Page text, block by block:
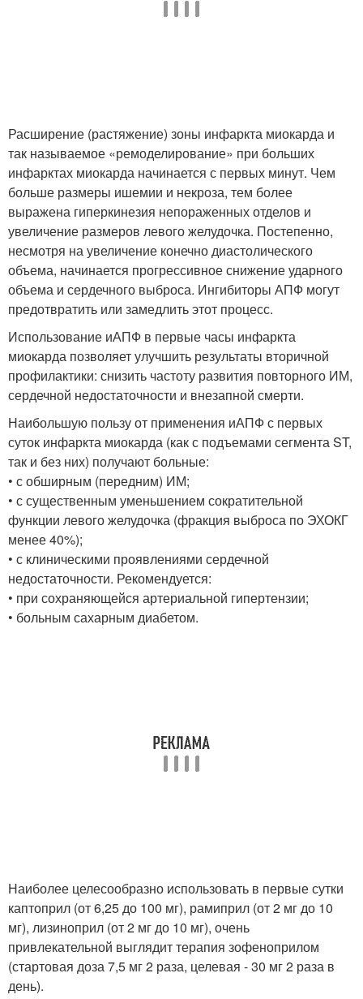
Расширение (растяжение) зоны инфаркта миокарда и
так называемое «ремоделирование» при больших
инфарктах миокарда начинается с первых минут. Чем
больше размеры ишемии и некроза, тем более
выражена гиперкинезия непораженных отделов и
увеличение размеров левого желудочка. Постепенно,
несмотря на увеличение конечно диастолического
объема, начинается прогрессивное снижение ударного
объема и сердечного выброса. Ингибиторы АПФ могут
предотвратить или замедлить этот процесс.
Использование иАПФ в первые часы инфаркта
миокарда позволяет улучшить результаты вторичной
профилактики: снизить частоту развития повторного ИМ,
сердечной недостаточности и внезапной смерти.
Наибольшую пользу от применения иАПФ с первых
суток инфаркта миокарда (как с подъемами сегмента ST,
так и без них) получают больные:
• с обширным (передним) ИМ;
• с существенным уменьшением сократительной
функции левого желудочка (фракция выброса по ЭХОКГ
менее 40%);
• с клиническими проявлениями сердечной
недостаточности. Рекомендуется:
• при сохраняющейся артериальной гипертензии;
• больным сахарным диабетом.
Наиболее целесообразно использовать в первые сутки
каптоприл (от 6,25 до 100 мг), рамиприл (от 2 мг до 10
мг), лизиноприл (от 2 мг до 10 мг), очень
привлекательной выглядит терапия зофеноприлом
(стартовая доза 7,5 мг 2 раза, целевая - 30 мг 2 раза в
день).